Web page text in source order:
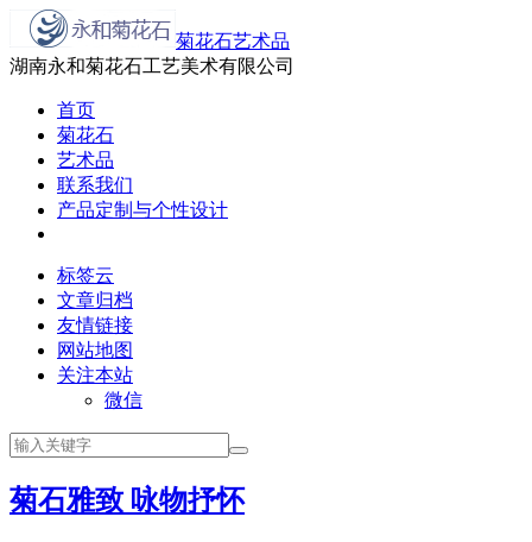
菊花石艺术品
湖南永和菊花石工艺美术有限公司
首页
菊花石
艺术品
联系我们
产品定制与个性设计
标签云
文章归档
友情链接
网站地图
关注本站
微信
菊石雅致 咏物抒怀